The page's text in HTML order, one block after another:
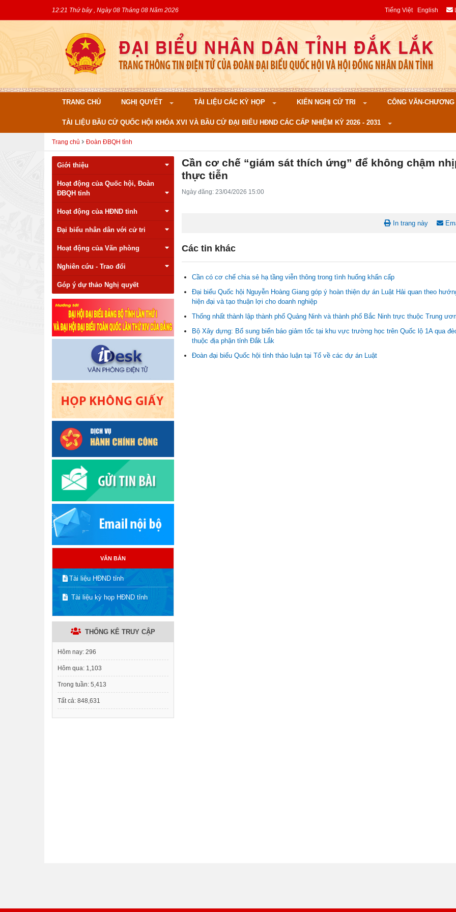
12:21 Thứ bảy , Ngày 08 Tháng 08 Năm 2026 Tiếng Việt English
TRANG CHỦ NGHỊ QUYẾT TÀI LIỆU CÁC KỲ HỌP KIẾN NGHỊ CỬ TRI CÔNG VĂN-
TÀI LIỆU BẦU CỬ QUỐC HỘI KHÓA XVI VÀ BẦU CỬ ĐẠI BIỂU HĐND CÁC CẤP NHIỆM KỲ 2026 - 2031
Trang chủ Đoàn ĐBQH tỉnh
Giới thiệu
Hoạt động của Quốc hội, Đoàn
ĐBQH tỉnh
Hoạt động của HĐND tỉnh
Đại biểu nhân dân với cử tri
Hoạt động của Văn phòng
Nghiên cứu - Trao đổi
Góp ý dự thảo Nghị quyết
VĂN BẢN
Tài liệu HĐND tỉnh
Tài liệu kỳ họp HĐND tỉnh
THỐNG KÊ TRUY CẬP
Hôm nay: 296
Hôm qua: 1,103
Trong tuần: 5,413
Tất cả: 848,631
Cần cơ chế “giám sát thích ứng” để không chậm
thực tiễn
Ngày đăng: 23/04/2026 15:00
In trang này
Các tin khác
Cần có cơ chế chia sẻ hạ tầng viễn thông trong tình huống khẩn cấp
Đại biểu Quốc hội Nguyễn Hoàng Giang góp ý hoàn thiện dự án Luật Hải quan theo
hiện đại và tạo thuận lợi cho doanh nghiệp
Thống nhất thành lập thành phố Quảng Ninh và thành phố Bắc Ninh trực thuộc Trung
Bộ Xây dựng: Bổ sung biển báo giảm tốc tại khu vực trường học trên Quốc lộ 1A qua
thuộc địa phận tỉnh Đắk Lắk
Đoàn đại biểu Quốc hội tỉnh thảo luận tại Tổ về các dự án Luật